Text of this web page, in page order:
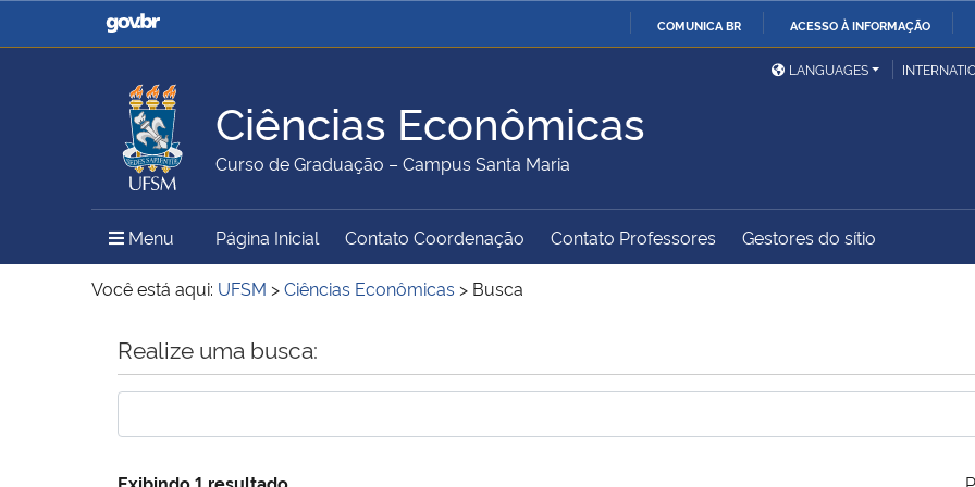
COMUNICA BR ACESSO À INFORMAÇÃO
Casa Civil
Ministério da Justiça e
Ministério da Defesa
Ministério das Relações
Exteriores
Ministério da Agricultura,
Pecuária e Abastecimento
Ministério da Educação Ministério da Cidadania
Ministério do Meio Ambiente Ministério do Turismo
Ministério do
Controladoria-Geral da
LANGUAGES
Ciências Econômicas
Curso de Graduação – Campus Santa Maria
Menu Menu Principal do Sítio
Página Inicial Contato Coordenação Contato Professores Gestores do sítio
Você está aqui: UFSM >Ciências Econômicas > Busca
Início do conteúdo
Realize uma busca:
Exibindo 1 resultado